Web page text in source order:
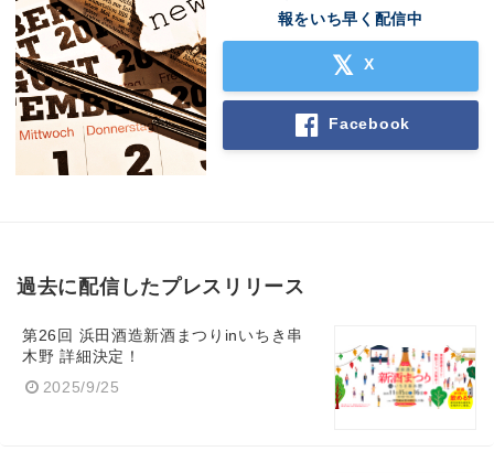
報をいち早く配信中
X
Facebook
過去に配信したプレスリリース
第26回 浜田酒造新酒まつりinいちき串
木野 詳細決定！
2025/9/25